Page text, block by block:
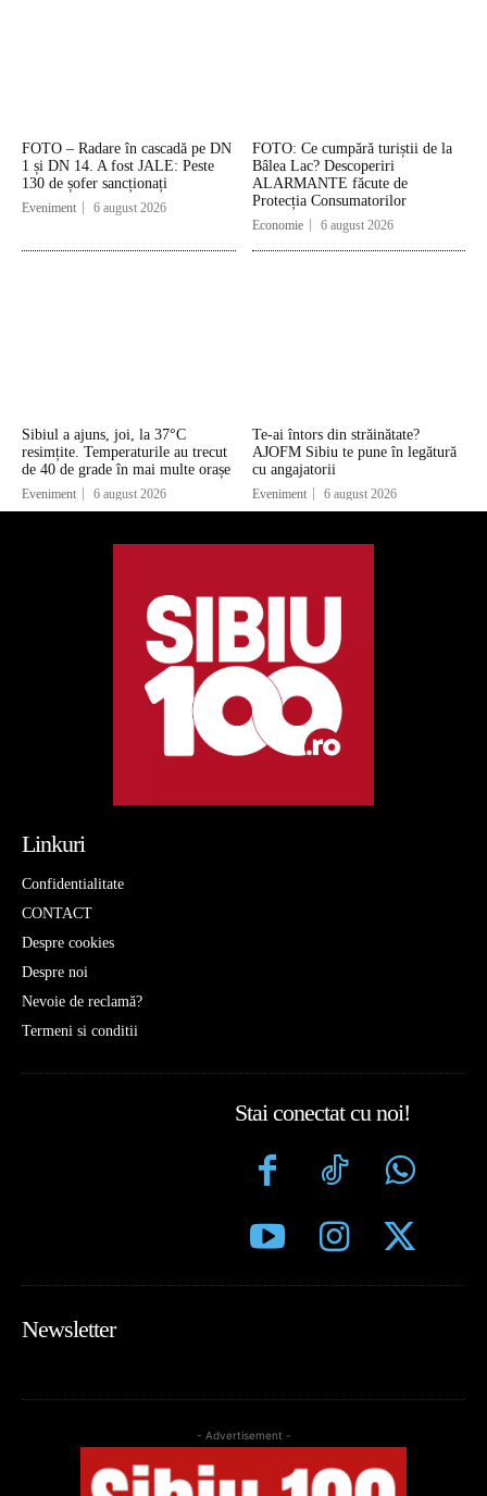
FOTO – Radare în cascadă pe DN
1 și DN 14. A fost JALE: Peste
130 de șofer sancționați
Eveniment 6 august 2026
FOTO: Ce cumpără turiștii de la
Bâlea Lac? Descoperiri
ALARMANTE făcute de
Protecția Consumatorilor
Economie 6 august 2026
Sibiul a ajuns, joi, la 37°C
resimțite. Temperaturile au trecut
de 40 de grade în mai multe orașe
Eveniment 6 august 2026
Te-ai întors din străinătate?
AJOFM Sibiu te pune în legătură
cu angajatorii
Eveniment 6 august 2026
Linkuri
Confidentialitate
CONTACT
Despre cookies
Despre noi
Nevoie de reclamă?
Termeni si conditii
Stai conectat cu noi!
Newsletter
- Advertisement -